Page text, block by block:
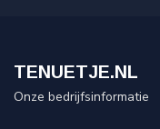
TENUETJE.NL
Onze bedrijfsinformatie